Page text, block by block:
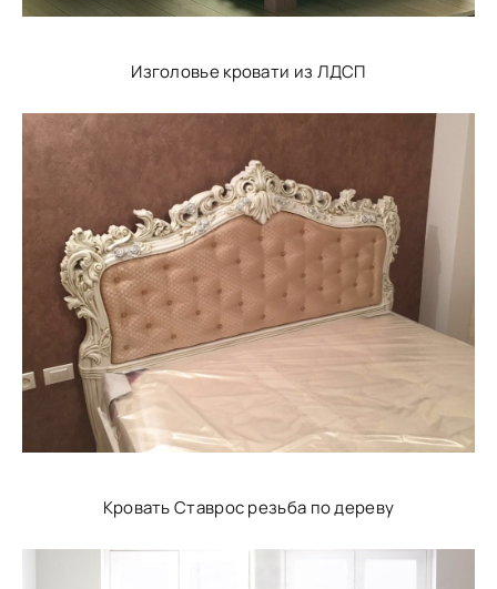
Изголовье кровати из ЛДСП
Кровать Ставрос резьба по дереву